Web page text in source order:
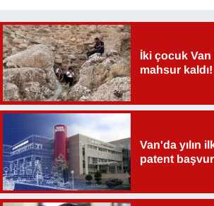
İki çocuk
mahsur kaldı!
Van'da yılın
patent